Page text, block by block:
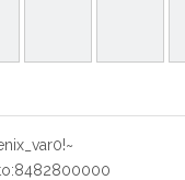
8482800000